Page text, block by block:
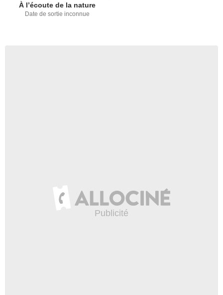
À l’écoute de la nature
Date de sortie inconnue